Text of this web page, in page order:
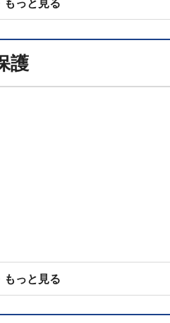
もっと見る
護
もっと見る